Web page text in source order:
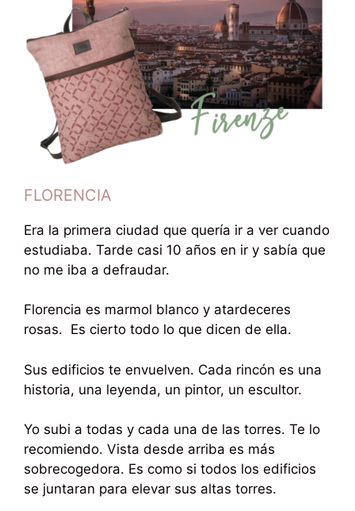
FLORENCIA
Era la primera ciudad que quería ir a ver cuando
estudiaba. Tarde casi 10 años en ir y sabía que
no me iba a defraudar.
Florencia es marmol blanco y atardeceres
rosas. Es cierto todo lo que dicen de ella.
Sus edificios te envuelven. Cada rincón es una
historia, una leyenda, un pintor, un escultor.
Yo subi a todas y cada una de las torres. Te lo
recomiendo. Vista desde arriba es más
sobrecogedora. Es como si todos los edificios
se juntaran para elevar sus altas torres.